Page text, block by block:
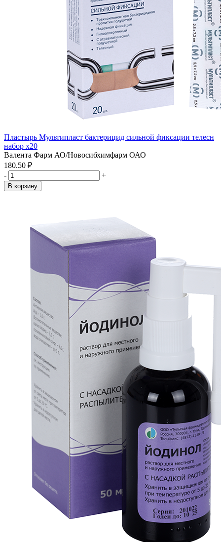
Пластырь Мультипласт бактерицид сильной фиксации телесн
набор x20
Валента Фарм АО/Новосибхимфарм ОАО
180.50 ₽
-
+
В корзину